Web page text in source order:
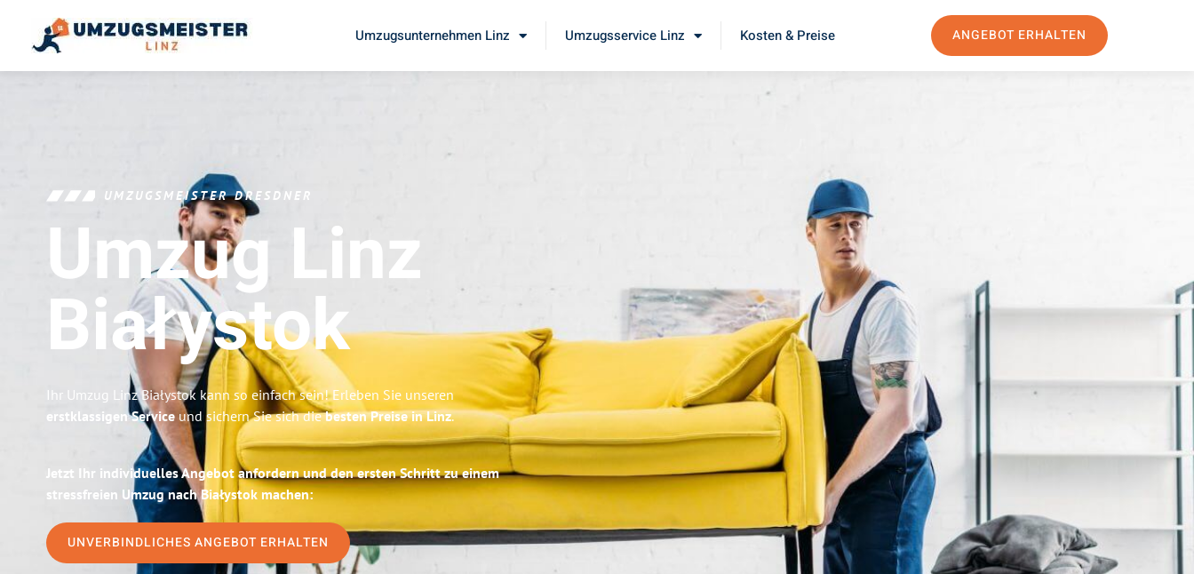
Umzugsunternehmen Linz Umzugsservice Linz Kosten & Preise ANGEBOT ERHALTEN
UMZUGSMEISTER DRESDNER
Umzug Linz
Białystok
Ihr Umzug Linz Białystok kann so einfach sein! Erleben Sie unseren
erstklassigen Service und sichern Sie sich diebesten Preise in Linz.
Jetzt Ihr individuelles Angebot anfordern und den ersten Schritt zu einem
stressfreien Umzug nach Białystok machen:
UNVERBINDLICHES ANGEBOT ERHALTEN